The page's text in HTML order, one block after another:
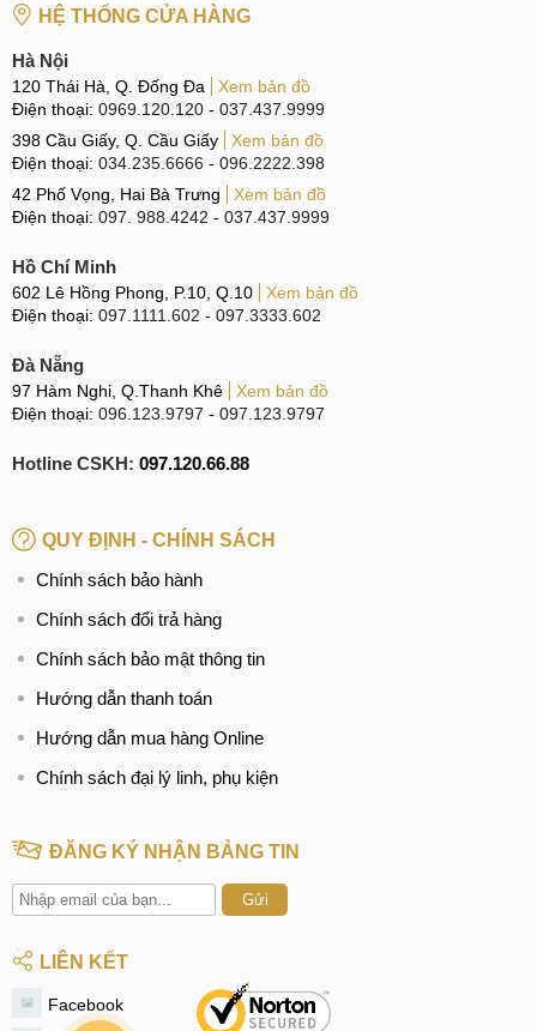
Hotline:
CN 5: 602 Lê Hồng Phong, Quận 10
Hotline:097.3333.602
Tại Đà Nẵng
CN 6:97 Hàm Nghi, Q.Thanh Khê
Tìm kiếm liên quan khác
Thay mic Xiaomi Redmi 9C ở đâu
giá Thay mic Xiaomi Redmi 9C bao nhiêu tiền
sửa mic Xiaomi Redmi 9C giá bao nhiêu
Thay màn hình Xiaomi Redmi 9C
Ép, thay mặt kính Xiaomi Redmi 9C
Thay camera Xiaomi Redmi 9C
Thay vỏ Xiaomi Redmi 9C
Thay chân sạc Xiaomi Redmi 9C
Thay, sửa wifi Xiaomi Redmi 9C
Thay, sửa IC sóng Xiaomi Redmi 9C
Sửa, Thay ổ sim Xiaomi Redmi 9C
HỆ THỐNG CỬA HÀNG
Hà Nội
120 Thái Hà, Q. Đống Đa
Xem bản đồ
Điện thoại: 0969.120.120 - 037.437.9999
398 Cầu Giấy, Q. Cầu Giấy
Xem bản đồ
Điện thoại: 034.235.6666 - 096.2222.398
42 Phố Vọng, Hai Bà Trưng
Xem bản đồ
Điện thoại: 097. 988.4242 - 037.437.9999
Hồ Chí Minh
602 Lê Hồng Phong, P.10, Q.10
Xem bản đồ
Điện thoại: 097.1111.602 - 097.3333.602
Đà Nẵng
97 Hàm Nghi, Q.Thanh Khê
Xem bản đồ
Điện thoại: 096.123.9797 - 097.123.9797
Hotline CSKH: 097.120.66.88
QUY ĐỊNH - CHÍNH SÁCH
Chính sách bảo hành
Chính sách đổi trả hàng
Chính sách bảo mật thông tin
Hướng dẫn thanh toán
Hướng dẫn mua hàng Online
Chính sách đại lý linh, phụ kiện
ĐĂNG KÝ NHẬN BẢNG TIN
Gửi
LIÊN KẾT
Facebook